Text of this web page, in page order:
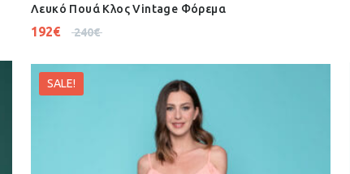
Λευκό Πουά Κλος Vintage Φόρεμα
240€
192€
SALE!